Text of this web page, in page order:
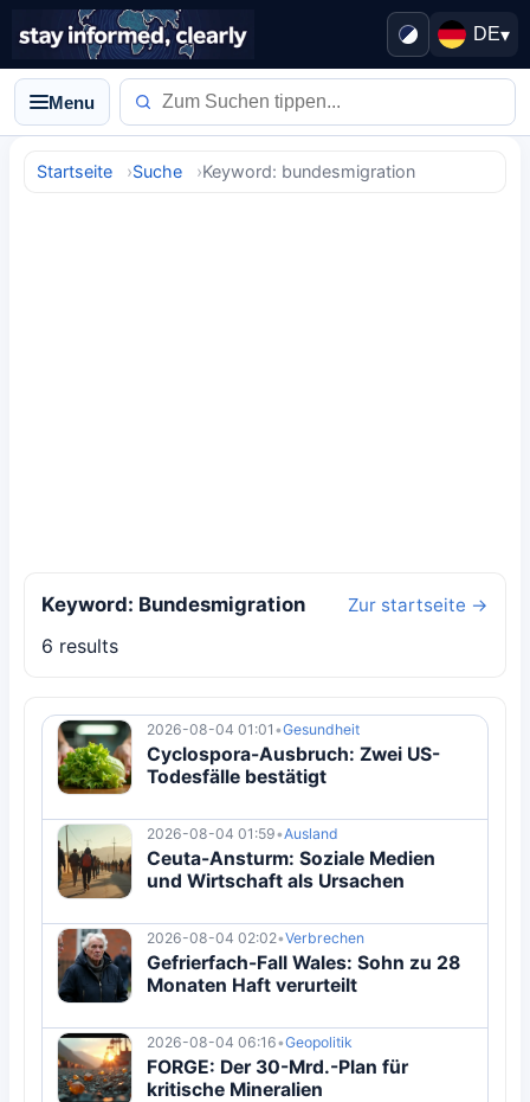
DE▾
Menu
Startseite Suche Keyword: bundesmigration
Keyword: Bundesmigration Zur startseite →
6 results
2026-08-04 01:01 •Gesundheit
Cyclospora-Ausbruch: Zwei US-
Todesfälle bestätigt
2026-08-04 01:59•Ausland
Ceuta-Ansturm: Soziale Medien
und Wirtschaft als Ursachen
2026-08-04 02:02•Verbrechen
Gefrierfach-Fall Wales: Sohn zu 28
Monaten Haft verurteilt
2026-08-04 06:16•Geopolitik
FORGE: Der 30-Mrd.-Plan für
kritische Mineralien